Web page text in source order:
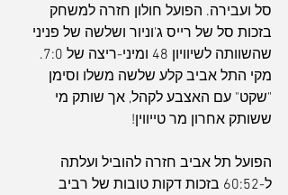
סל ועבירה. הפועל חולון חזרה למשחק
בזכות סל של רייס ג'וניור ושלשה של פניני
שהשוותה לשיוויון 48 ומיני-ריצה של 7:0.
מקי התל אביב קלע שלשה משלו וסימן
"שקט" עם האצבע לקהל, אך שותק מי
ששותק אחרון מר טייווין!
הפועל תל אביב חזרה להוביל ועלתה
ל-60:52 בזכות דקות טובות של רביב